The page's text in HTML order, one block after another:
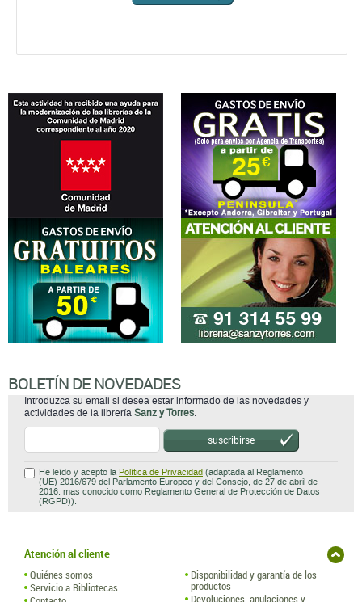
BOLETÍN DE NOVEDADES
Introduzca su email si desea estar informado de las novedades y
actividades de la librería Sanz y Torres.
suscribirse
He leído y acepto la Política de Privacidad (adaptada al Reglamento
(UE) 2016/679 del Parlamento Europeo y del Consejo, de 27 de abril de
2016, mas conocido como Reglamento General de Protección de Datos
(RGPD)).
Atención al cliente
Quiénes somos
Servicio a Bibliotecas
Disponibilidad y garantía de los
productos
Devoluciones, anulaciones y